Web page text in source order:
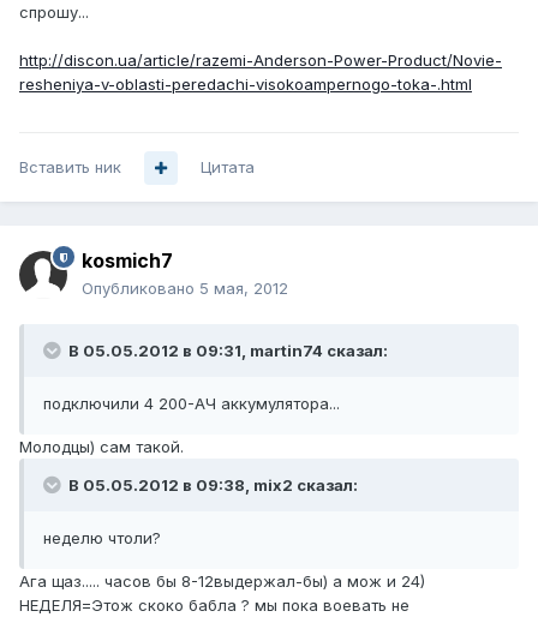
спрошу...
http://discon.ua/article/razemi-Anderson-Power-Product/Novie-
resheniya-v-oblasti-peredachi-visokoampernogo-toka-.html
Вставить ник Цитата
kosmich7
Опубликовано 5 мая, 2012
В 05.05.2012 в 09:31, martin74 сказал:
подключили 4 200-АЧ аккумулятора...
Молодцы) сам такой.
В 05.05.2012 в 09:38, mix2 сказал:
неделю чтоли?
Ага щаз..... часов бы 8-12выдержал-бы) а мож и 24)
НЕДЕЛЯ=Этож скоко бабла ? мы пока воевать не